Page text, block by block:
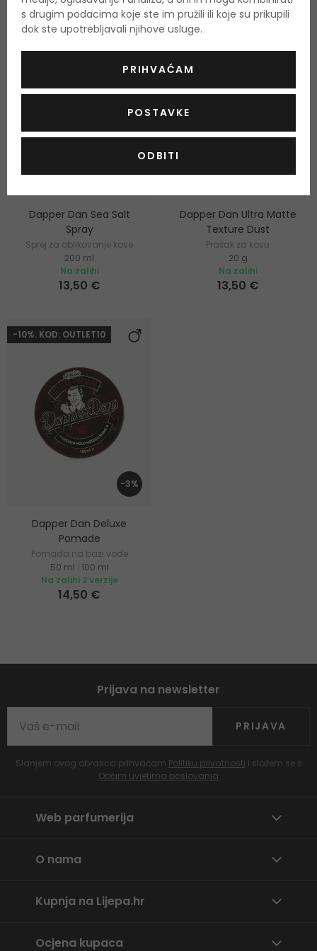
Dapper Dan Sea Salt
Spray
Sprej za oblikovanje kose
200 ml
Na zalihi
13,50 €
-6%
Dapper Dan Ultra Matte
Texture Dust
Prašak za kosu
20 g
Na zalihi
13,50 €
-10%. KOD: OUTLET10
-3%
Dapper Dan Deluxe
Pomade
Pomada na bazi vode
50 ml
100 ml
Na zalihi 2 verzije
14,50 €
Prijava na newsletter
PRIJAVA
Slanjem ovog obrasca prihvaćam Politiku privatnosti i slažem se s
Općim uvjetima poslovanja
Web parfumerija
O nama
Kupnja na Lijepa.hr
Ocjena kupaca
s drugim podacima koje ste im pružili ili koje su prikupili
dok ste upotrebljavali njihove usluge.
PRIHVAĆAM
POSTAVKE
ODBITI